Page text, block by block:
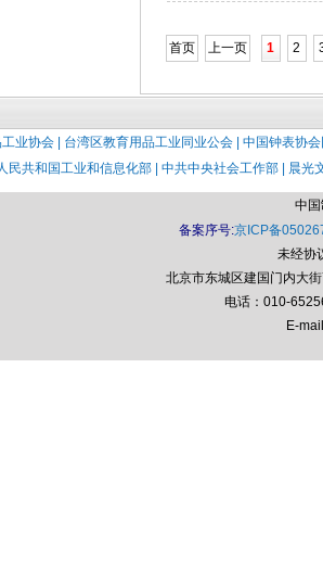
首页 上一页 1 2
业协会 | 台湾区教育用品工业同业公会 | 中国钟表协
民共和国工业和信息化部 | 中共中央社会工作部 | 晨光
中
备案序号:京ICP备
未经协
北京市东城区建国门内大
电话：010-
E-